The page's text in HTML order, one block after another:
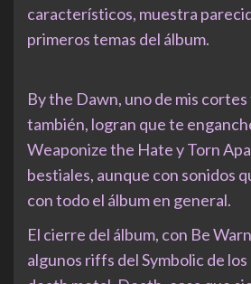
característicos, muestra
primeros temas del álbum.
By the Dawn, uno de mis
también, logran que te
Weaponize the Hate y Torn
bestiales, aunque con sonidos
con todo el álbum en general.
El cierre del álbum, con Be
algunos riffs del Symbolic de